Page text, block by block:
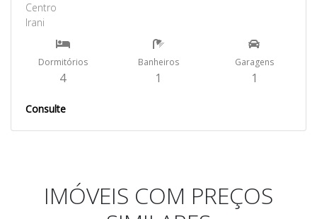
Centro
Irani
Dormitórios
4
Banheiros
1
Garagens
1
Consulte
IMÓVEIS COM PREÇOS